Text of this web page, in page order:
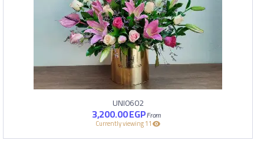
UNI0602
3,200.00EGP
11 Currently viewing